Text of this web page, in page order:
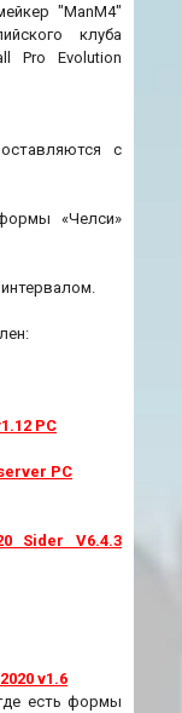
"ManM4"
клуба
Pro Evolution
с
«Челси»
PC
PC
Sider V6.4.3
v1.6
есть формы